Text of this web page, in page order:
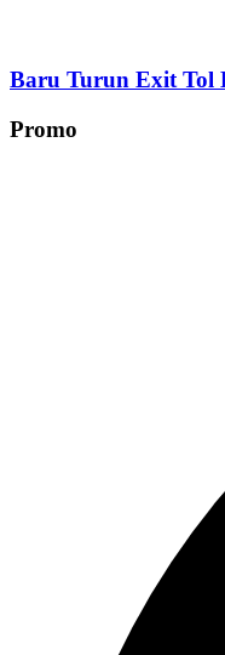
Baru Turun Exit Tol
Promo